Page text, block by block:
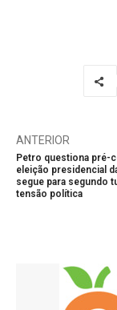
ANTERIOR
Petro questiona pré-
eleição presidencial
segue para segundo
tensão política